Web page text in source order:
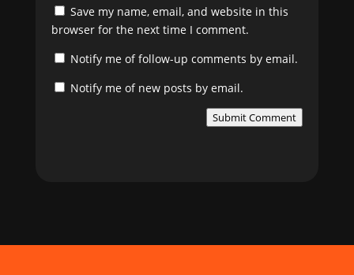
Save my name, email, and website in this
browser for the next time I comment.
Notify me of follow-up comments by email.
Notify me of new posts by email.
Submit Comment